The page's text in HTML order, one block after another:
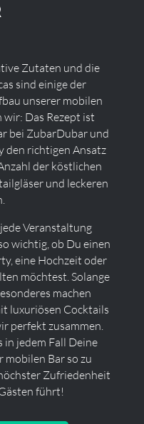
Zutaten und die
sind einige der
unserer mobilen
wir: Das Rezept ist
bei ZubarDubar und
den richtigen Ansatz
der köstlichen
und leckeren
Veranstaltung
wichtig, ob Du einen
eine Hochzeit oder
möchtest. Solange
machen
luxuriösen Cocktails
perfekt zusammen.
jedem Fall Deine
Bar so zu
Zufriedenheit
führt!